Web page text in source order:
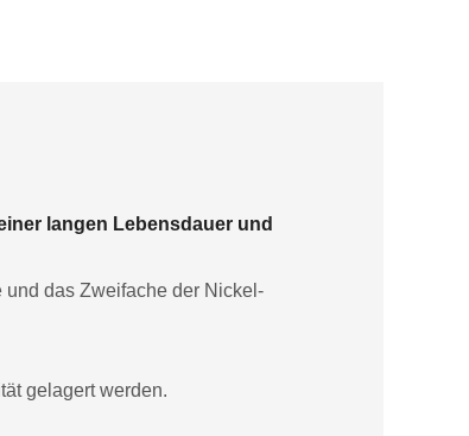
langen Lebensdauer und
das Zweifache der Nickel-
gelagert werden.